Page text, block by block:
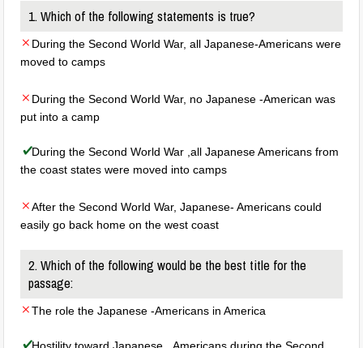
1. Which of the following statements is true?
During the Second World War, all Japanese-Americans were
moved to camps
During the Second World War, no Japanese -American was
put into a camp
During the Second World War ,all Japanese Americans from
the coast states were moved into camps
After the Second World War, Japanese- Americans could
easily go back home on the west coast
2. Which of the following would be the best title for the
passage:
The role the Japanese -Americans in America